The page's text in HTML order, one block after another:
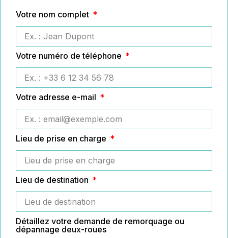
Votre nom complet
Votre numéro de téléphone
Votre adresse e-mail
Lieu de prise en charge
Lieu de destination
Détaillez votre demande de remorquage ou
dépannage deux-roues